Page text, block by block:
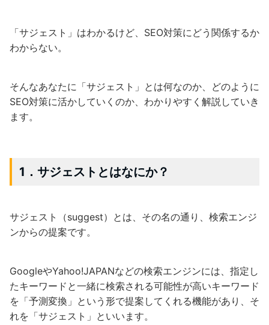
「サジェスト」はわかるけど、SEO対策にどう関係するか
わからない。
そんなあなたに「サジェスト」とは何なのか、どのように
SEO対策に活かしていくのか、わかりやすく解説していき
ます。
1．サジェストとはなにか？
サジェスト（suggest）とは、その名の通り、検索エンジ
ンからの提案です。
GoogleやYahoo!JAPANなどの検索エンジンには、指定し
たキーワードと一緒に検索される可能性が高いキーワード
を「予測変換」という形で提案してくれる機能があり、そ
れを「サジェスト」といいます。